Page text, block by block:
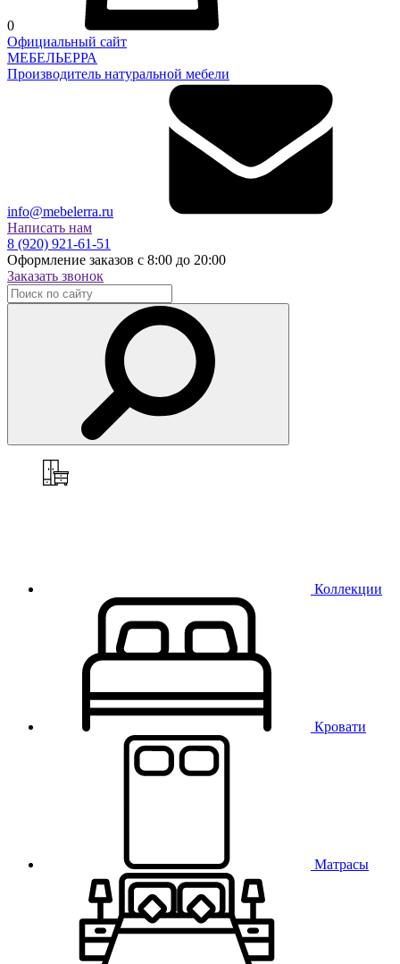
0
Официальный сайт
МЕБЕЛЬЕРРА
Производитель натуральной мебели
info@mebelerra.ru
Написать нам
8 (920) 921-61-51
Оформление заказов с 8:00 до 20:00
Заказать звонок
Коллекции
Кровати
Матрасы